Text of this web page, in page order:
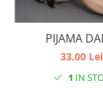
PIJAMA
33,00 Lei
1 IN